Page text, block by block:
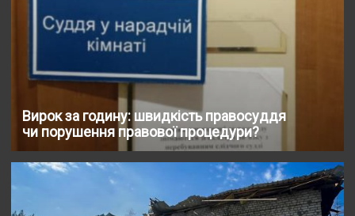
Вирок за годину: швидкість правосуддя
чи порушення правової процедури?